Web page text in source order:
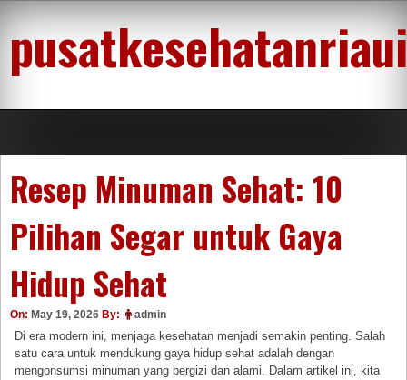
content
Resep Minuman Sehat: 10
Pilihan Segar untuk Gaya
Hidup Sehat
On: May 19, 2026 By: admin
Di era modern ini, menjaga kesehatan menjadi semakin penting. Salah
satu cara untuk mendukung gaya hidup sehat adalah dengan
mengonsumsi minuman yang bergizi dan alami. Dalam artikel ini, kita